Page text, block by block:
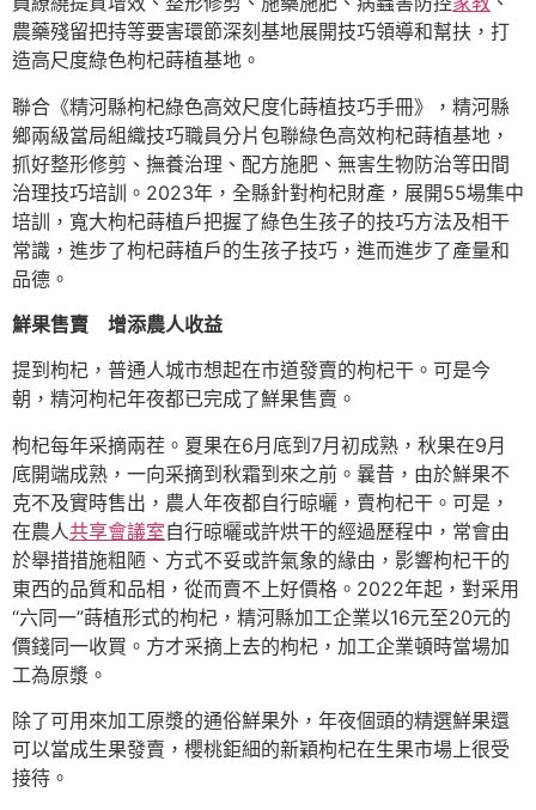
農藥殘留把持等要害環節深刻基地展開技巧領導和幫扶，打
造高尺度綠色枸杞蒔植基地。
聯合《精河縣枸杞綠色高效尺度化蒔植技巧手冊》，精河縣
鄉兩級當局組織技巧職員分片包聯綠色高效枸杞蒔植基地，
抓好整形修剪、撫養治理、配方施肥、無害生物防治等田間
治理技巧培訓。2023年，全縣針對枸杞財產，展開55場集中
培訓，寬大枸杞蒔植戶把握了綠色生孩子的技巧方法及相干
常識，進步了枸杞蒔植戶的生孩子技巧，進而進步了產量和
品德。
鮮果售賣 增添農人收益
提到枸杞，普通人城市想起在市道發賣的枸杞干。可是今
朝，精河枸杞年夜都已完成了鮮果售賣。
枸杞每年采摘兩茬。夏果在6月底到7月初成熟，秋果在9月
底開端成熟，一向采摘到秋霜到來之前。曩昔，由於鮮果不
克不及實時售出，農人年夜都自行晾曬，賣枸杞干。可是，
在農人共享會議室自行晾曬或許烘干的經過歷程中，常會由
於舉措措施粗陋、方式不妥或許氣象的緣由，影響枸杞干的
東西的品質和品相，從而賣不上好價格。2022年起，對采用
“六同一”蒔植形式的枸杞，精河縣加工企業以16元至20元的
價錢同一收買。方才采摘上去的枸杞，加工企業頓時當場加
工為原漿。
除了可用來加工原漿的通俗鮮果外，年夜個頭的精選鮮果還
可以當成生果發賣，櫻桃鉅細的新穎枸杞在生果市場上很受
接待。